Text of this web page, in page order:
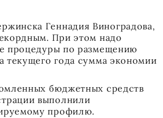
Геннадия Виноградова,
При этом надо
процедуры по размещению
текущего года сумма экономии
бюджетных средств
выполнили
профилю.